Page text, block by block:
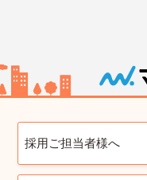
採用ご担当者様へ